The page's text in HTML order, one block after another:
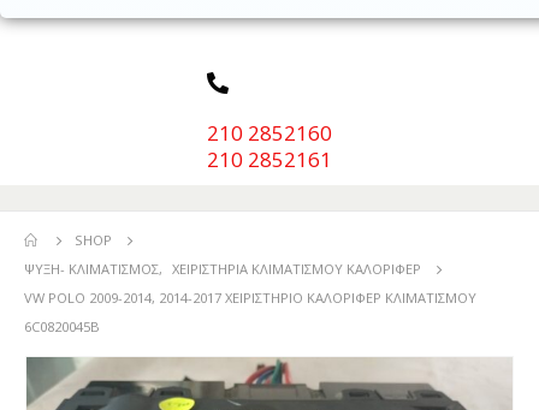
210 2852160
210 2852161
SHOP
ΨΎΞΗ- ΚΛΙΜΑΤΙΣΜΌΣ, ΧΕΙΡΙΣΤΉΡΙΑ ΚΛΙΜΑΤΙΣΜΟΎ ΚΑΛΟΡΙΦΈΡ
VW POLO 2009-2014, 2014-2017 ΧΕΙΡΙΣΤΗΡΙΟ ΚΑΛΟΡΙΦΕΡ ΚΛΙΜΑΤΙΣΜΟΥ
6C0820045B